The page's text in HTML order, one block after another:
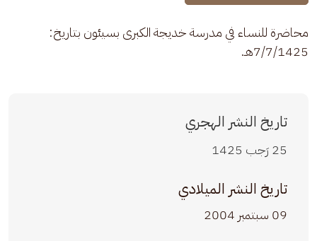
محاضرة للنساء في مدرسة خديجة الكبرى بسيئون بتاريخ:
7/7/1425هـ.
تاريخ النشر الهجري
25 رَجب 1425
تاريخ النشر الميلادي
09 سبتمبر 2004